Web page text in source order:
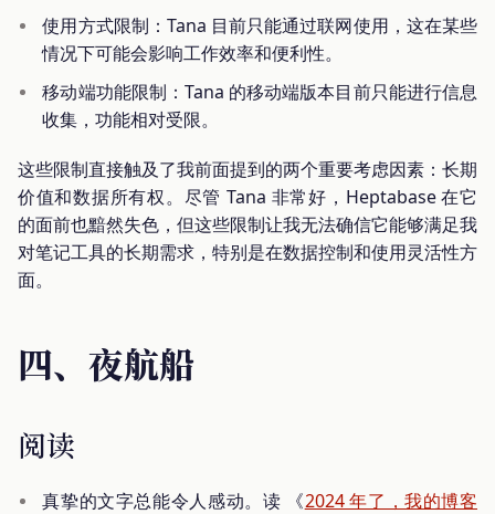
使用方式限制：Tana 目前只能通过联网使用，这在某些
情况下可能会影响工作效率和便利性。
移动端功能限制：Tana 的移动端版本目前只能进行信息
收集，功能相对受限。
这些限制直接触及了我前面提到的两个重要考虑因素：长期
价值和数据所有权。尽管 Tana 非常好，Heptabase 在它
的面前也黯然失色，但这些限制让我无法确信它能够满足我
对笔记工具的长期需求，特别是在数据控制和使用灵活性方
面。
四、夜航船
阅读
真挚的文字总能令人感动。读 《2024 年了，我的博客